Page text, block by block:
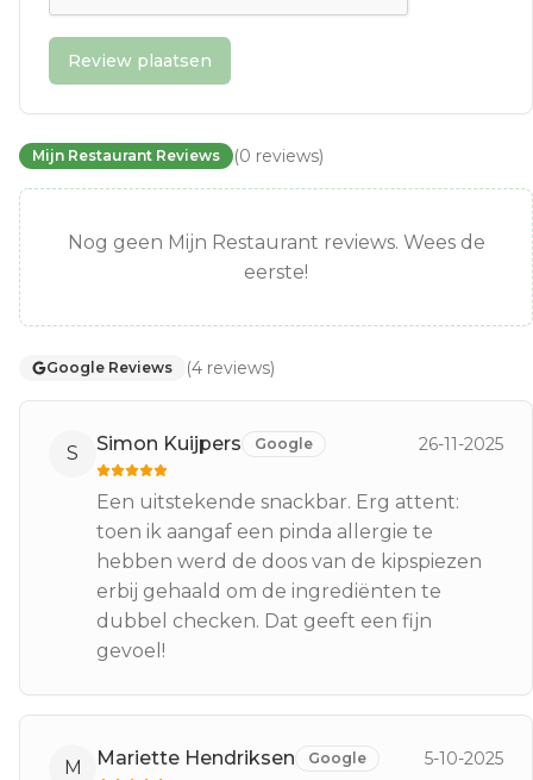
Review plaatsen
Mijn Restaurant Reviews (0 reviews)
Nog geen Mijn Restaurant reviews. Wees de
eerste!
Google Reviews (4 reviews)
S Simon Kuijpers Google 26-11-2025
Een uitstekende snackbar. Erg attent:
toen ik aangaf een pinda allergie te
hebben werd de doos van de kipspiezen
erbij gehaald om de ingrediënten te
dubbel checken. Dat geeft een fijn
gevoel!
M Mariette Hendriksen Google 5-10-2025